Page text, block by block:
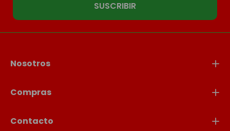
SUSCRIBIR
Nosotros
Compras
Contacto